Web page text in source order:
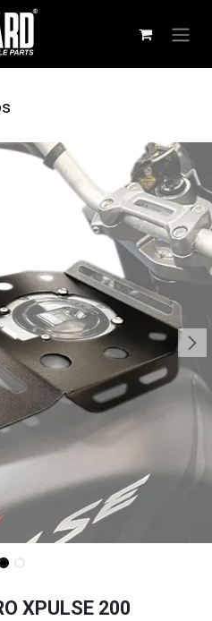
XPULSE 200